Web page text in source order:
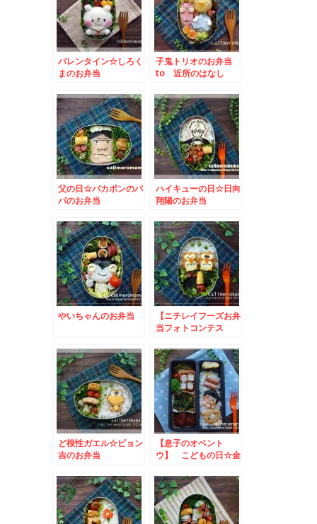
バレンタイン☆しろく
まのお弁当
子鬼トリオのお弁当
to 近所のはなし
父の日☆バカボンのパ
パのお弁当
ハイキューの日☆日向
翔陽のお弁当
やいちゃんのお弁当
【ニチレイフーズお弁
当フォトコンテス
当とこいのぼりのお弁
当
ど根性ガエル☆ピョン
吉のお弁当
【息子のオベント
ウ】 こどもの日☆金